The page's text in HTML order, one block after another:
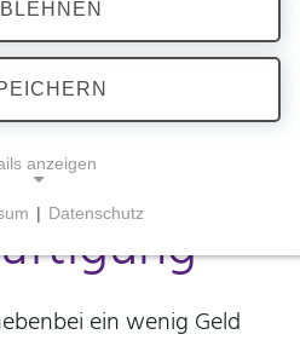
|
ein wenig Geld
anzeigen
ermöglichen grundlegende
| Datenschutz